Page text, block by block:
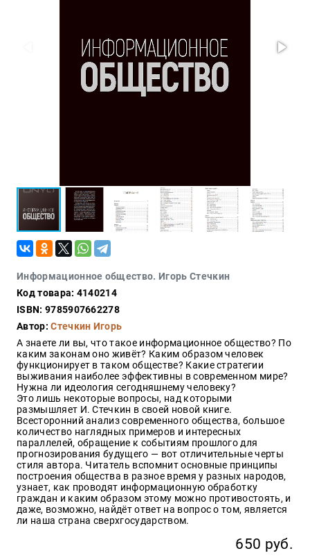
Информационное общество. Игорь Стечкин
Код товара: 4140214
ISBN: 9785907662278
Автор:Стечкин Игорь
А знаете ли вы, что такое информационное общество? По
каким законам оно живёт? Каким образом человек
функционирует в таком обществе? Какие стратегии
выживания наиболее эффективны в современном мире?
Нужна ли идеология сегодняшнему человеку?
Это лишь некоторые вопросы, над которыми
размышляет И. Стечкин в своей новой книге.
Всесторонний анализ современного общества, большое
количество наглядных примеров и интересных
параллелей, обращение к событиям прошлого для
прогнозирования будущего — вот отличительные черты
стиля автора. Читатель вспомнит основные принципы
построения общества в разное время у разных народов,
узнает, как проводят информационную обработку
граждан и каким образом этому можно противостоять, и
даже, возможно, найдёт ответ на вопрос о том, является
ли наша страна сверхгосударством.
650 руб.
непознанное
Философия
Туризм
Разное
Кухня,
гастрономия,
кулинария
Красота
и
здоровье
Оптовикам
Авторам
Контакты
Мероприятия
+7(499)
350-17-